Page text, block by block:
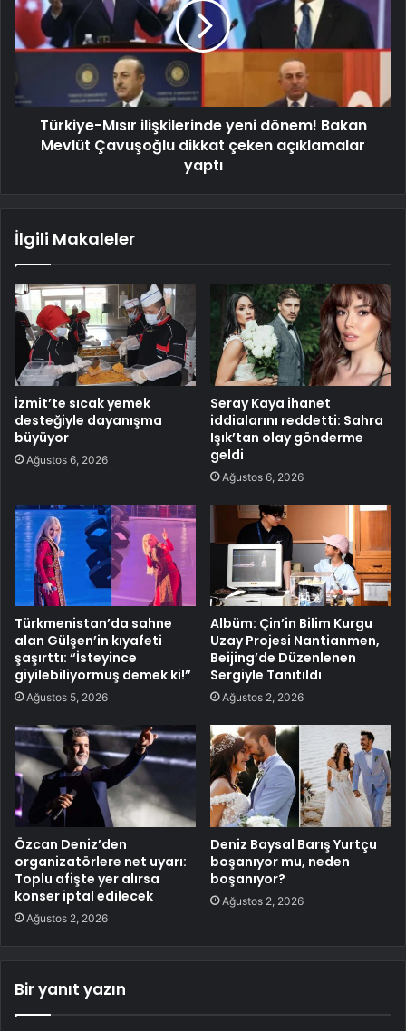
Türkiye-Mısır ilişkilerinde yeni dönem! Bakan
Mevlüt Çavuşoğlu dikkat çeken açıklamalar
yaptı
İlgili Makaleler
İzmit’te sıcak yemek
desteğiyle dayanışma
büyüyor
Ağustos 6, 2026
Seray Kaya ihanet
iddialarını reddetti: Sahra
Işık’tan olay gönderme
geldi
Ağustos 6, 2026
Türkmenistan’da sahne
alan Gülşen’in kıyafeti
şaşırttı: “İsteyince
giyilebiliyormuş demek ki!”
Ağustos 5, 2026
Albüm: Çin’in Bilim Kurgu
Uzay Projesi Nantianmen,
Beijing’de Düzenlenen
Sergiyle Tanıtıldı
Ağustos 2, 2026
Özcan Deniz’den
organizatörlere net uyarı:
Toplu afişte yer alırsa
konser iptal edilecek
Ağustos 2, 2026
Deniz Baysal Barış Yurtçu
boşanıyor mu, neden
boşanıyor?
Ağustos 2, 2026
Bir yanıt yazın